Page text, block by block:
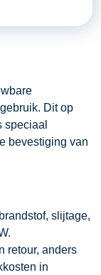
Dit op
speciaal
bevestiging van
slijtage,
retour, anders
in